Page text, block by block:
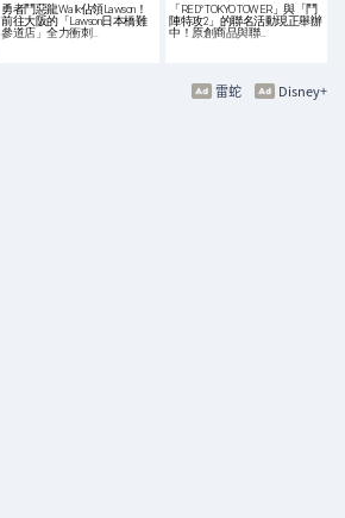
勇者鬥惡龍Walk佔領Lawson！
前往大阪的「Lawson日本橋難
參道店」全力衝刺…
「RED° TOKYO TOWER」與「鬥
陣特攻2」的聯名活動現正舉辦
中！原創商品與聯…
Disney+
雷蛇